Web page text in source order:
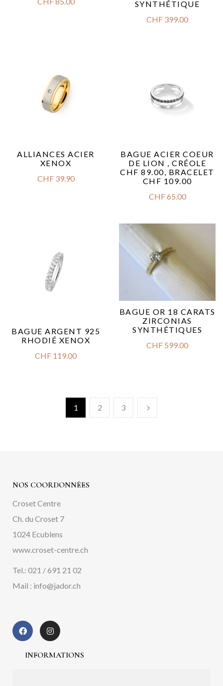
SYNTHÉTIQUE
CHF 399.00
ALLIANCES ACIER
XENOX
CHF39.90
BAGUE ACIER COEUR
DE LION , CRÉOLE
CHF 89.00, BRACELET
CHF 109.00
CHF65.00
BAGUE ARGENT 925
RHODIÉ XENOX
CHF 119.00
BAGUE OR 18 CARATS
ZIRCONIAS
SYNTHÉTIQUES
CHF 599.00
1 2 3
NOS COORDONNÉES
Croset Centre
Ch. du Croset 7
1024 Ecublens
www.croset-centre.ch
Tel.: 021 / 691 21 02
Mail : info@jador.ch
INFORMATIONS